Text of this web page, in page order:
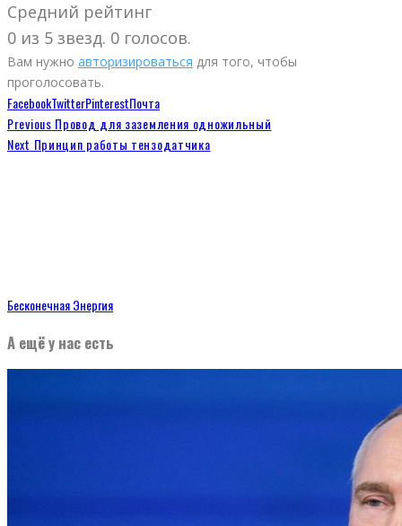
Средний рейтинг
0 из 5 звезд. 0 голосов.
Вам нужно авторизироваться для того, чтобы
проголосовать.
FacebookTwitterPinterestПочта
Previous Провод для заземления одножильный
Next Принцип работы тензодатчика
Бесконечная Энергия
А ещё у нас есть